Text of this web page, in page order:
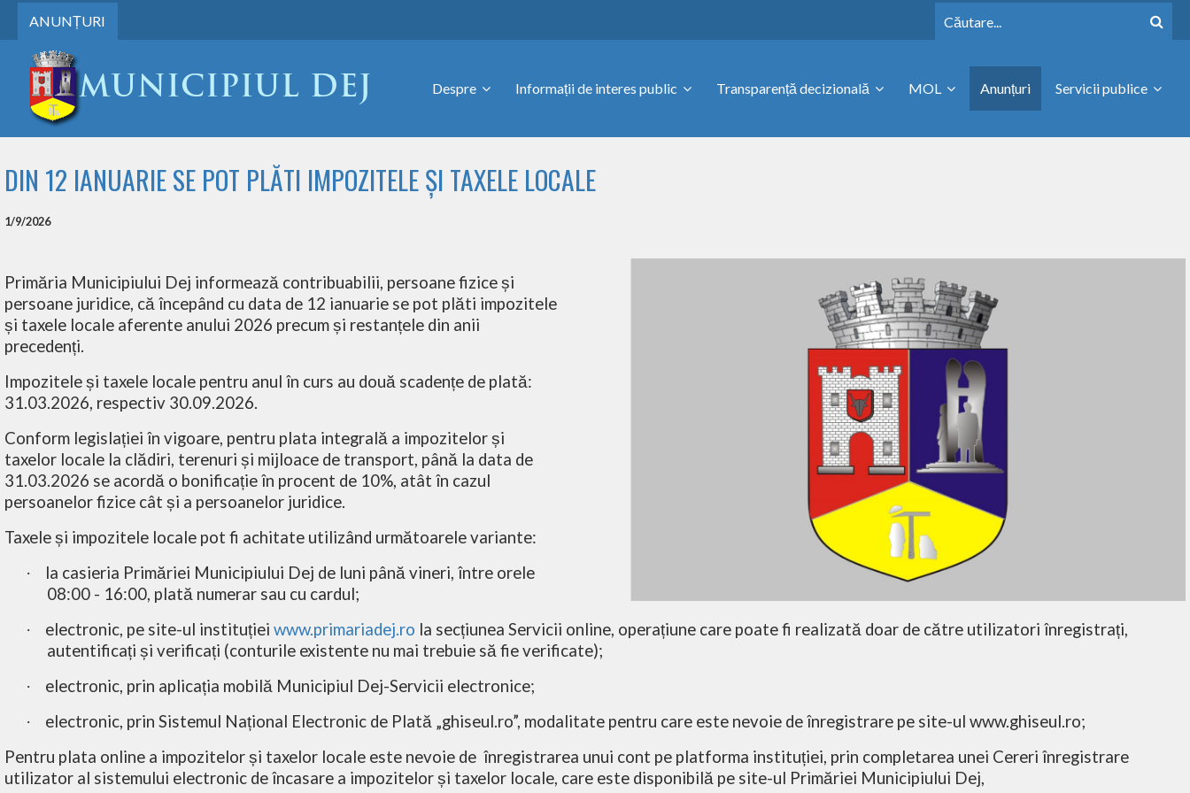
ANUNȚURI
Despre Informații de interes public Transparență decizională MOL Anunțuri Servicii publice
DIN 12 IANUARIE SE POT PLĂTI IMPOZITELE ȘI TAXELE LOCALE
1/9/2026
Primăria Municipiului Dej informează contribuabilii, persoane fizice și
persoane juridice, că începând cu data de 12 ianuarie se pot plăti impozitele
și taxele locale aferente anului 2026 precum și restanțele din anii
precedenți.
Impozitele și taxele locale pentru anul în curs au două scadențe de plată:
31.03.2026, respectiv 30.09.2026.
Conform legislației în vigoare, pentru plata integrală a impozitelor și
taxelor locale la clădiri, terenuri și mijloace de transport, până la data de
31.03.2026 se acordă o bonificație în procent de 10%, atât în cazul
persoanelor fizice cât și a persoanelor juridice.
Taxele și impozitele locale pot fi achitate utilizând următoarele variante:
·
la casieria Primăriei Municipiului Dej de luni până vineri, între orele
08:00 - 16:00, plată numerar sau cu cardul;
· electronic, pe site-ul instituției www.primariadej.ro la secțiunea Servicii online, operațiune care poate fi realizată doar de către utilizatori înregistrați,
autentificați și verificați (conturile existente nu mai trebuie să fie verificate);
· electronic, prin aplicația mobilă Municipiul Dej-Servicii electronice;
·
electronic, prin Sistemul Național Electronic de Plată „ghiseul.ro”, modalitate pentru care este nevoie de înregistrare pe site-ul www.ghiseul.ro;
Pentru plata online a impozitelor și taxelor locale este nevoie de înregistrarea unui cont pe platforma instituției, prin completarea unei Cereri înregistrare
utilizator al sistemului electronic de încasare a impozitelor și taxelor locale, care este disponibilă pe site-ul Primăriei Municipiului Dej,